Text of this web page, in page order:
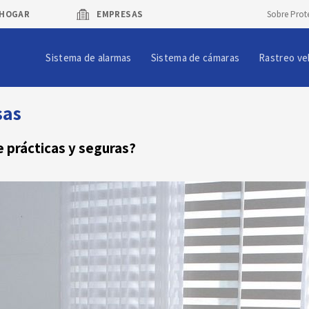
EMPRESAS Sobre
Sistema de alarmas Sistema de cámaras Rastreo
y seguras?